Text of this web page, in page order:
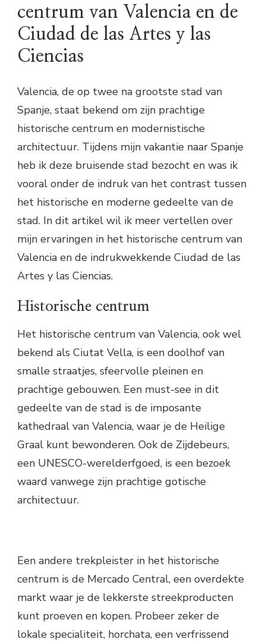
centrum van Valencia en de
Ciudad de las Artes y las
Ciencias
Valencia, de op twee na grootste stad van
Spanje, staat bekend om zijn prachtige
historische centrum en modernistische
architectuur. Tijdens mijn vakantie naar Spanje
heb ik deze bruisende stad bezocht en was ik
vooral onder de indruk van het contrast tussen
het historische en moderne gedeelte van de
stad. In dit artikel wil ik meer vertellen over
mijn ervaringen in het historische centrum van
Valencia en de indrukwekkende Ciudad de las
Artes y las Ciencias.
Historische centrum
Het historische centrum van Valencia, ook wel
bekend als Ciutat Vella, is een doolhof van
smalle straatjes, sfeervolle pleinen en
prachtige gebouwen. Een must-see in dit
gedeelte van de stad is de imposante
kathedraal van Valencia, waar je de Heilige
Graal kunt bewonderen. Ook de Zijdebeurs,
een UNESCO-werelderfgoed, is een bezoek
waard vanwege zijn prachtige gotische
architectuur.
Een andere trekpleister in het historische
centrum is de Mercado Central, een overdekte
markt waar je de lekkerste streekproducten
kunt proeven en kopen. Probeer zeker de
lokale specialiteit, horchata, een verfrissend